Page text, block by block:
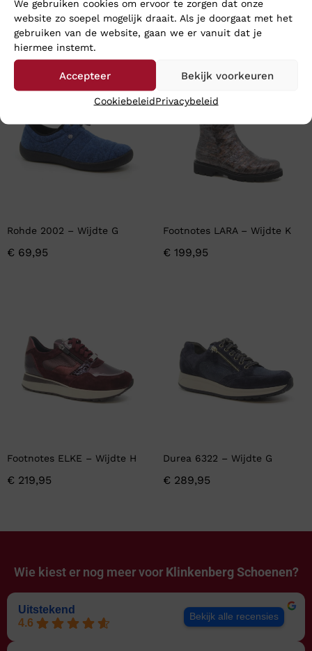
We gebruiken cookies om ervoor te zorgen dat onze
website zo soepel mogelijk draait. Als je doorgaat met het
gebruiken van de website, gaan we er vanuit dat je
hiermee instemt.
Accepteer Bekijk voorkeuren
CookiebeleidPrivacybeleid
En wat vind u van deze?
Rohde 2002 – Wijdte G
€ 69,95
Footnotes LARA – Wijdte K
€ 199,95
Footnotes ELKE – Wijdte H
€ 219,95
Durea 6322 – Wijdte G
€ 289,95
Wie kiest er nog meer voor Klinkenberg Schoenen?
Uitstekend
4.6
Bekijk alle recensies